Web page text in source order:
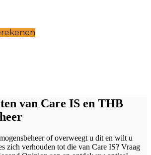
van Care IS en THB
of overweegt u dit en wilt u
zich verhouden tot die van Care IS? Vraag